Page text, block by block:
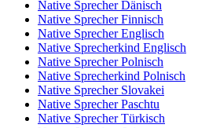
Native Sprecher Dänisch
Native Sprecher Finnisch
Native Sprecher Englisch
Native Sprecherkind Englisch
Native Sprecher Polnisch
Native Sprecherkind Polnisch
Native Sprecher Slovakei
Native Sprecher Paschtu
Native Sprecher Türkisch